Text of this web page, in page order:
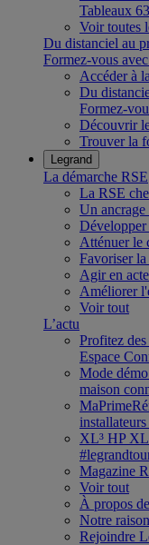
Tableaux
Voir toutes
Du distanciel au
Formez-vous
Accéder à
Du
Formez-
Découvrir
Trouver la
Legrand
La démarche RSE
La RSE
Un
Atténuer le
Favoriser
Agir en
Améliorer
Voir tout
L’actu
Profitez
Espace
Mode
maison
XL³ HP
Magazine
Voir tout
À propos
Notre
Rejoindre